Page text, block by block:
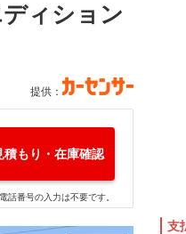
ィション
提供：
積もり・在庫確認
話番号の入力は不要です。
支